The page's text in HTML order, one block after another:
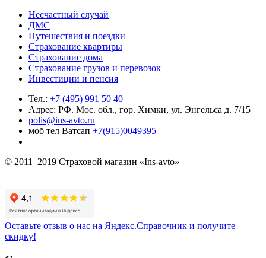
Несчастный случай
ДМС
Путешествия и поездки
Страхование квартиры
Страхование дома
Страхование грузов и перевозок
Инвестиции и пенсия
Тел.: +7 (495) 991 50 40
Адрес: РФ. Мос. обл., гор. Химки, ул. Энгельса д. 7/15
polis@ins-avto.ru
моб тел Ватсап +7(915)0049395
© 2011–2019 Страховой магазин «Ins-avto»
Оставьте отзыв о нас на Яндекс.Справочник и получите
скидку!